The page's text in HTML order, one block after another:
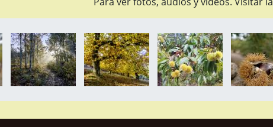
Para ver fotos, audios y vídeos. Visitar la